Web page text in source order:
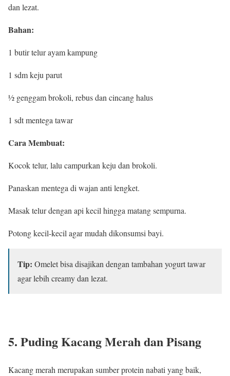
dan lezat.
Bahan:
1 butir telur ayam kampung
1 sdm keju parut
½ genggam brokoli, rebus dan cincang halus
1 sdt mentega tawar
Cara Membuat:
Kocok telur, lalu campurkan keju dan brokoli.
Panaskan mentega di wajan anti lengket.
Masak telur dengan api kecil hingga matang sempurna.
Potong kecil-kecil agar mudah dikonsumsi bayi.
Tip: Omelet bisa disajikan dengan tambahan yogurt tawar
agar lebih creamy dan lezat.
5. Puding Kacang Merah dan Pisang
Kacang merah merupakan sumber protein nabati yang baik,